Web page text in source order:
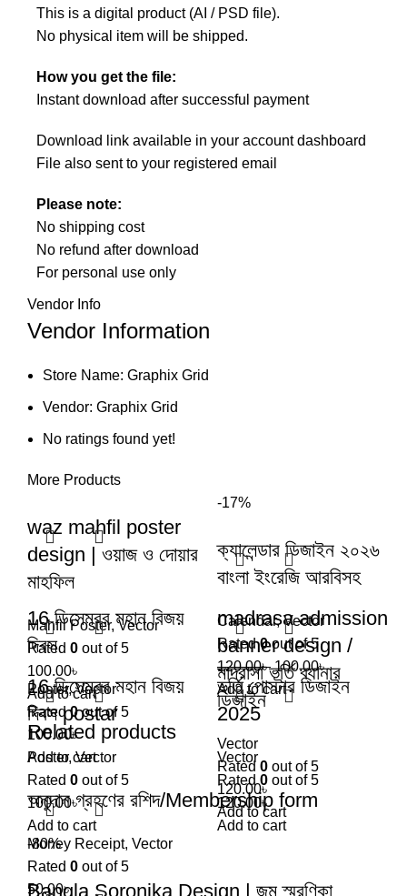
This is a digital product (AI / PSD file).
No physical item will be shipped.
How you get the file:
Instant download after successful payment
Download link available in your account dashboard
File also sent to your registered email
Please note:
No shipping cost
No refund after download
For personal use only
Vendor Info
Vendor Information
Store Name: Graphix Grid
Vendor: Graphix Grid
No ratings found yet!
More Products
waz mahfil poster
design | ওয়াজ ও দোয়ার
মাহফিল
Mahfil Poster,Vector
Rated 0 out of 5
100.00৳
Add to cart
-17%
ক্যালেন্ডার ডিজাইন ২০২৬
বাংলা ইংরেজি আরবিসহ
Calendar,Vector
Rated0out of 5
120.00৳ 100.00৳
Add to cart
16 ডিসেম্বর মহান বিজয়
দিবস
Poster,Vector
Rated0out of 5
100.00৳
Add to cart
madrasa admission
banner design /
মাদ্রাসা ভর্তি ব্যানার
ডিজাইন
Vector
Rated 0 out of 5
120.00৳
Add to cart
16 ডিসেম্বর মহান বিজয়
দিবস postar
Poster,Vector
Rated 0 out of 5
100.00৳
Add to cart
ভর্তি পোস্টার ডিজাইন
2025
Vector
Rated0 out of 5
120.00৳
Add to cart
Related products
অনুদান গ্রহণের রশিদ/Membership form
Money Receipt, Vector
Rated 0 out of 5
50.00৳
-80%
Bangla Soronika Design | জন্ম স্মরণিকা